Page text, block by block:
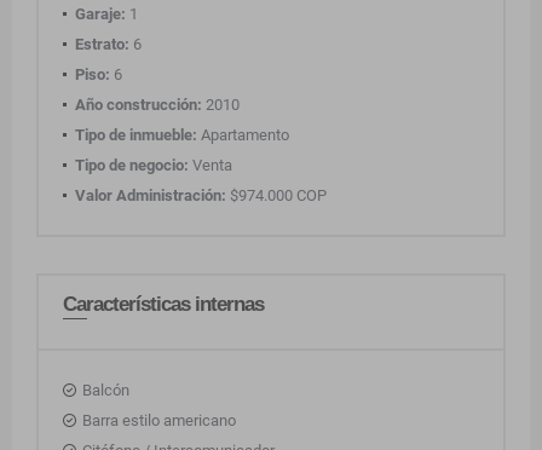
Garaje: 1
Estrato: 6
Piso: 6
Año construcción: 2010
Tipo de inmueble: Apartamento
Tipo de negocio: Venta
Valor Administración: $974.000 COP
Características internas
Balcón
Barra estilo americano